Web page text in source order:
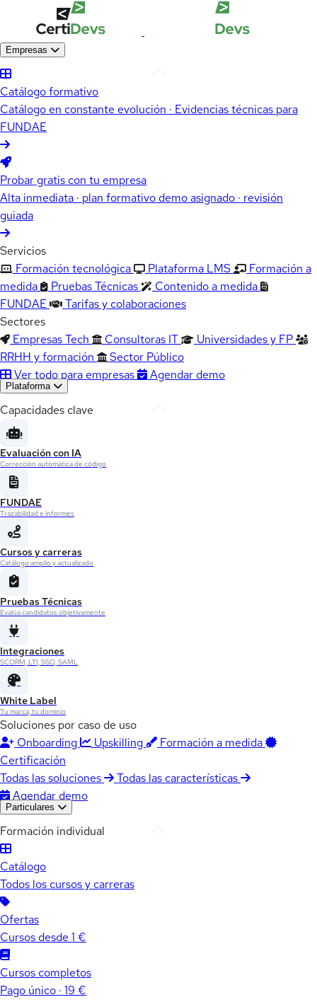
Empresas
Catálogo formativo
Catálogo en constante evolución · Evidencias técnicas para
FUNDAE
Probar gratis con tu empresa
Alta inmediata · plan formativo demo asignado · revisión
guiada
Servicios
Formación tecnológica
Plataforma LMS
Formación a
medida
Pruebas Técnicas
Contenido a medida
FUNDAE
Tarifas y colaboraciones
Sectores
Empresas Tech
Consultoras IT
Universidades y FP
RRHH y formación
Sector Público
Ver todo para empresas
Agendar demo
Plataforma
Capacidades clave
Evaluación con IA
Corrección automática de código
FUNDAE
Trazabilidad e informes
Cursos y carreras
Catálogo amplio y actualizado
Pruebas Técnicas
Evalúa candidatos objetivamente
Integraciones
SCORM, LTI, SSO, SAML
White Label
Tu marca, tu dominio
Soluciones por caso de uso
Onboarding
Upskilling
Formación a medida
Certificación
Todas las soluciones
Todas las características
Agendar demo
Particulares
Formación individual
Catálogo
Todos los cursos y carreras
Ofertas
Cursos desde 1 €
Cursos completos
Pago único · 19 €